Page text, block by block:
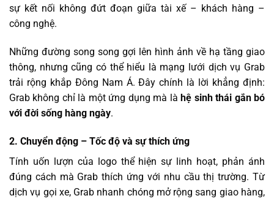
sự kết nối không đứt đoạn giữa tài xế – khách hàng –
công nghệ.
Những đường song song gợi lên hình ảnh về hạ tầng giao
thông, nhưng cũng có thể hiểu là mạng lưới dịch vụ Grab
trải rộng khắp Đông Nam Á. Đây chính là lời khẳng định:
Grab không chỉ là một ứng dụng mà là hệ sinh thái gắn bó
với đời sống hàng ngày.
2. Chuyển động – Tốc độ và sự thích ứng
Tính uốn lượn của logo thể hiện sự linh hoạt, phản ánh
đúng cách mà Grab thích ứng với nhu cầu thị trường. Từ
dịch vụ gọi xe, Grab nhanh chóng mở rộng sang giao hàng,